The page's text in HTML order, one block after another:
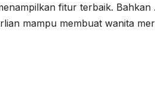
fitur terbaik. Bahkan
mampu membuat wanita